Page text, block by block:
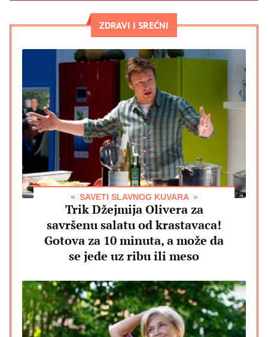
ZDRAVI I SREĆNI
SAVETI SLAVNOG KUVARA
Trik Džejmija Olivera za
savršenu salatu od krastavaca!
Gotova za 10 minuta, a može da
se jede uz ribu ili meso